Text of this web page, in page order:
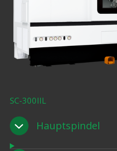
SC-300IIL
Hauptspindel